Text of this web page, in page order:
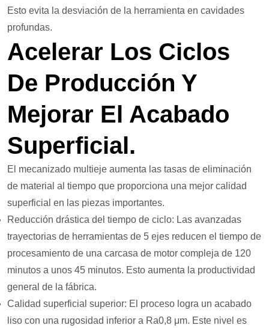
Esto evita la desviación de la herramienta en cavidades
profundas.
Acelerar Los Ciclos
De Producción Y
Mejorar El Acabado
Superficial.
El mecanizado multieje aumenta las tasas de eliminación
de material al tiempo que proporciona una mejor calidad
superficial en las piezas importantes.
Reducción drástica del tiempo de ciclo: Las avanzadas
trayectorias de herramientas de 5 ejes reducen el tiempo de
procesamiento de una carcasa de motor compleja de 120
minutos a unos 45 minutos. Esto aumenta la productividad
general de la fábrica.
Calidad superficial superior: El proceso logra un acabado
liso con una rugosidad inferior a Ra0,8 μm. Este nivel es